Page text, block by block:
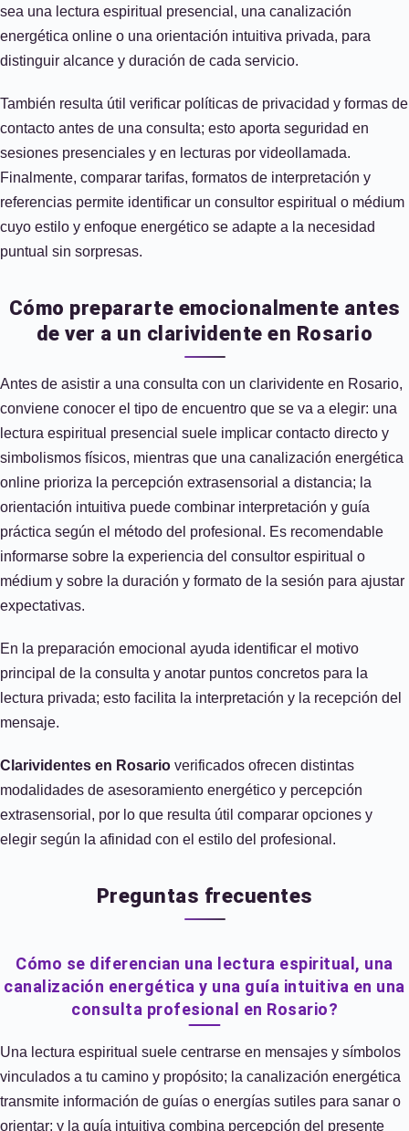
sea una lectura espiritual presencial, una canalización
energética online o una orientación intuitiva privada, para
distinguir alcance y duración de cada servicio.
También resulta útil verificar políticas de privacidad y formas de
contacto antes de una consulta; esto aporta seguridad en
sesiones presenciales y en lecturas por videollamada.
Finalmente, comparar tarifas, formatos de interpretación y
referencias permite identificar un consultor espiritual o médium
cuyo estilo y enfoque energético se adapte a la necesidad
puntual sin sorpresas.
Cómo prepararte emocionalmente antes
de ver a un clarividente en Rosario
Antes de asistir a una consulta con un clarividente en Rosario,
conviene conocer el tipo de encuentro que se va a elegir: una
lectura espiritual presencial suele implicar contacto directo y
simbolismos físicos, mientras que una canalización energética
online prioriza la percepción extrasensorial a distancia; la
orientación intuitiva puede combinar interpretación y guía
práctica según el método del profesional. Es recomendable
informarse sobre la experiencia del consultor espiritual o
médium y sobre la duración y formato de la sesión para ajustar
expectativas.
En la preparación emocional ayuda identificar el motivo
principal de la consulta y anotar puntos concretos para la
lectura privada; esto facilita la interpretación y la recepción del
mensaje.
Clarividentes en Rosario verificados ofrecen distintas
modalidades de asesoramiento energético y percepción
extrasensorial, por lo que resulta útil comparar opciones y
elegir según la afinidad con el estilo del profesional.
Preguntas frecuentes
Cómo se diferencian una lectura espiritual, una
canalización energética y una guía intuitiva en una
consulta profesional en Rosario?
Una lectura espiritual suele centrarse en mensajes y símbolos
vinculados a tu camino y propósito; la canalización energética
transmite información de guías o energías sutiles para sanar o
orientar; y la guía intuitiva combina percepción del presente